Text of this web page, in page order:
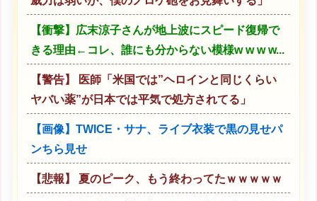
【衝撃】広末涼子さんが地上波にスピード復帰で
きる理由←コレ、誰にも分からない模様w w w w...
【警告】 医師「米国では”ヘロインと同じくらい
ヤバい薬”が日本では平気で処方されてる」
【画像】TWICE・サナ、ライブ衣装で黒の見せパ
ンちら見せ
【悲報】 夏のピーク、もう終わってたｗｗｗｗｗ